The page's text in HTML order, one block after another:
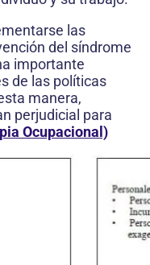
las
del síndrome
importante
de las políticas
manera,
perjudicial para
Ocupacional)